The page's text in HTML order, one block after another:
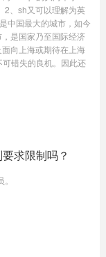
2、sh又可以理解为英
中国最大的城市，如今
是国家乃至国际经济
向上海或期待在上海
错失的良机。因此还
求限制吗？